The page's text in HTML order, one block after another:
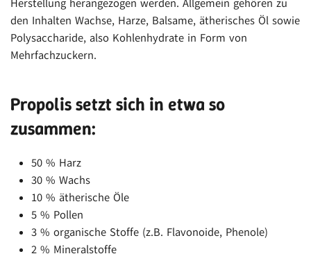
Herstellung herangezogen werden. Allgemein gehören zu
den Inhalten Wachse, Harze, Balsame, ätherisches Öl sowie
Polysaccharide, also Kohlenhydrate in Form von
Mehrfachzuckern.
Propolis setzt sich in etwa so
zusammen:
50 % Harz
30 % Wachs
10 % ätherische Öle
5 % Pollen
3 % organische Stoffe (z.B. Flavonoide, Phenole)
2 % Mineralstoffe